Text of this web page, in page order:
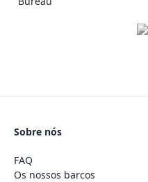
Sobre nós
FAQ
Os nossos barcos